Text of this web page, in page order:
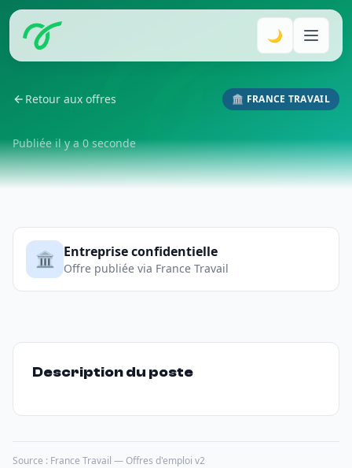
🌙
Retour aux offres 🏛️ FRANCE TRAVAIL
Publiée il y a 0 seconde
🏛️ Entreprise confidentielle
Offre publiée via France Travail
Description du poste
Source : France Travail — Offres d'emploi v2